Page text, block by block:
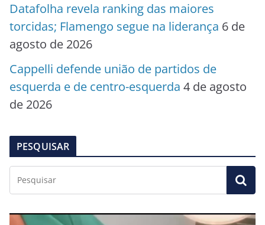
Datafolha revela ranking das maiores
torcidas; Flamengo segue na liderança 6 de
agosto de 2026
Cappelli defende união de partidos de
esquerda e de centro-esquerda 4 de agosto
de 2026
PESQUISAR